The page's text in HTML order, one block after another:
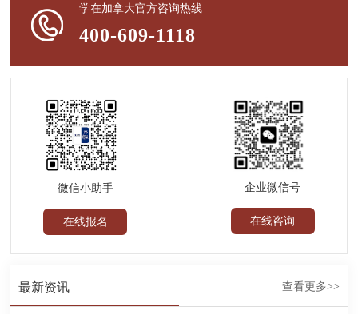
学在加拿大官方咨询热线
400-609-1118
微信小助手
在线报名
企业微信号
在线咨询
最新资讯 查看更多>>